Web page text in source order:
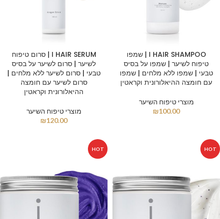
I HAIR SHAMPOO | שמפו
טיפוח לשיער | שמפו על בסיס
טבעי | שמפו ללא מלחים | שמפו
עם חומצה ההיאלורונית וקראטין
מוצרי טיפוח השיער
₪100.00
I HAIR SERUM | סרום טיפוח
לשיער | סרום לשיער על בסיס
טבעי | סרום לשיער ללא מלחים |
סרום לשיער עם חומצה
ההיאלורונית וקראטין
מוצרי טיפוח השיער
₪120.00
HOT
HOT